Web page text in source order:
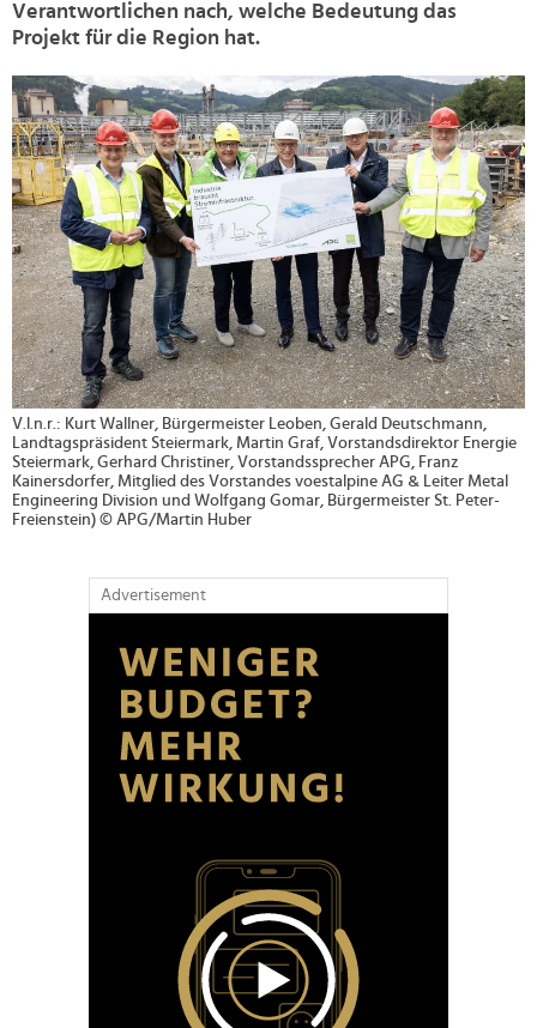
Verantwortlichen nach, welche Bedeutung das
Projekt für die Region hat.
>
V.l.n.r.: Kurt Wallner, Bürgermeister Leoben, Gerald Deutschmann,
Landtagspräsident Steiermark, Martin Graf, Vorstandsdirektor Energie
Steiermark, Gerhard Christiner, Vorstandssprecher APG, Franz
Kainersdorfer, Mitglied des Vorstandes voestalpine AG & Leiter Metal
Engineering Division und Wolfgang Gomar, Bürgermeister St. Peter-
Freienstein) © APG/Martin Huber
Advertisement